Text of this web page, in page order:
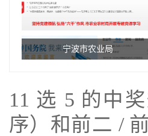
宁波市农业局
11 选 5 的中
序）和前二 /